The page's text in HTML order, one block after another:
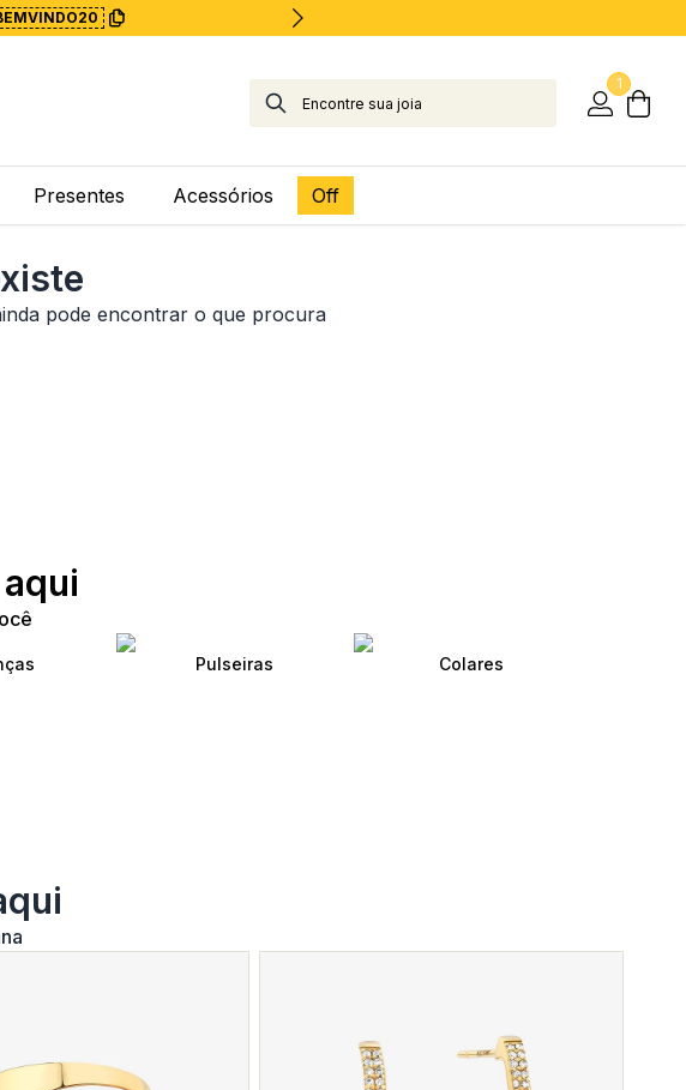
1
Presentes Acessórios
Off
pode encontrar o que procura
Pulseiras Colares